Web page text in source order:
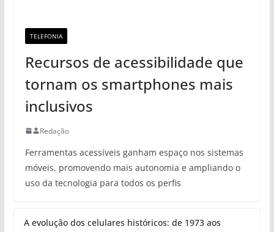
TELEFONIA
Recursos de acessibilidade que
tornam os smartphones mais
inclusivos
Redação
Ferramentas acessíveis ganham espaço nos sistemas
móveis, promovendo mais autonomia e ampliando o
uso da tecnologia para todos os perfis
A evolução dos celulares históricos: de 1973 aos